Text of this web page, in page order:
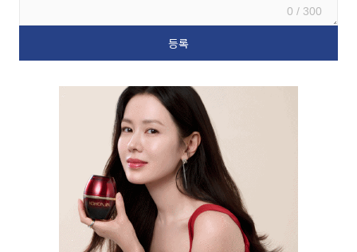
0 / 300